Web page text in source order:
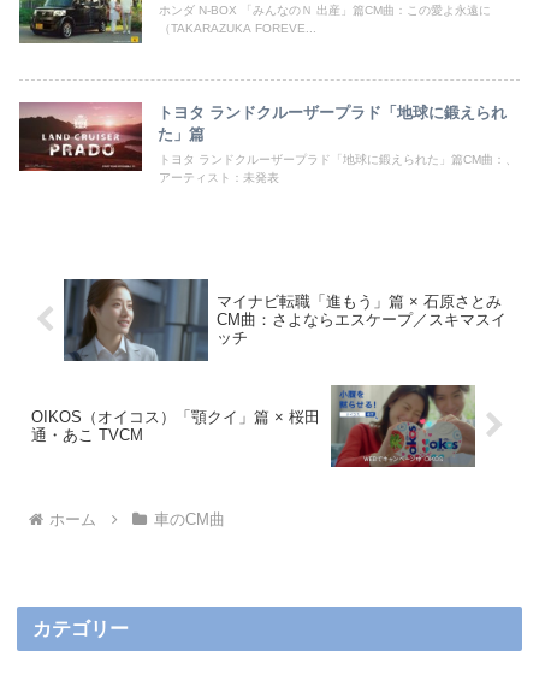
ホンダ N-BOX 「みんなのＮ 出産」篇CM曲：この愛よ永遠に
（TAKARAZUKA FOREVE...
トヨタ ランドクルーザープラド「地球に鍛えられ
た」篇
トヨタ ランドクルーザープラド「地球に鍛えられた」篇CM曲：、
アーティスト：未発表
マイナビ転職「進もう」篇 × 石原さとみ
CM曲：さよならエスケープ／スキマスイ
ッチ
OIKOS（オイコス）「顎クイ」篇 × 桜田
通・あこ TVCM
ホーム 車のCM曲
カテゴリー